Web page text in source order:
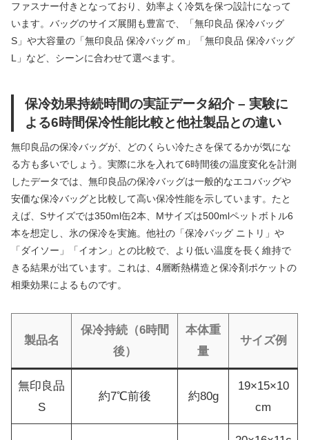
ファスナー付きとなっており、効率よく冷気を保つ設計になって
います。バッグのサイズ展開も豊富で、「無印良品 保冷バッグ
S」や大容量の「無印良品 保冷バッグ m」「無印良品 保冷バッグ
L」など、シーンに合わせて選べます。
保冷効果持続時間の実証データ紹介 – 実験に
よる6時間保冷性能比較と他社製品との違い
無印良品の保冷バッグが、どのくらい冷たさを保てるかが気にな
る方も多いでしょう。実際に氷を入れて6時間後の温度変化を計測
したデータでは、無印良品の保冷バッグは一般的なエコバッグや
安価な保冷バッグと比較して高い保冷性能を示しています。たと
えば、Sサイズでは350ml缶2本、Mサイズは500mlペットボトル6
本を想定し、氷の保冷を実施。他社の「保冷バッグ ニトリ」や
「ダイソー」「イオン」との比較で、より低い温度を長く維持で
きる結果が出ています。これは、4層断熱構造と保冷剤ポケットの
相乗効果によるものです。
製品名
保冷持続（6時間
後）
本体重
量
サイズ例
無印良品
S
約7℃前後 約80g
19×15×10
cm